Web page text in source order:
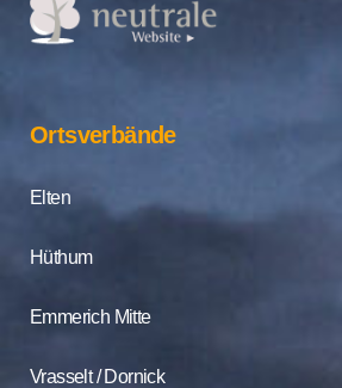
Ortsverbände
Elten
Hüthum
Emmerich Mitte
Vrasselt / Dornick